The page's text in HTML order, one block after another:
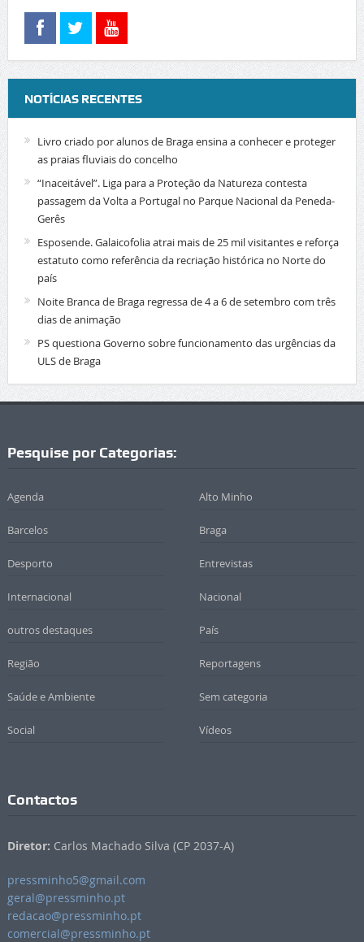
NOTÍCIAS RECENTES
Livro criado por alunos de Braga ensina a conhecer e proteger
as praias fluviais do concelho
“Inaceitável”. Liga para a Proteção da Natureza contesta
passagem da Volta a Portugal no Parque Nacional da Peneda-
Gerês
Esposende. Galaicofolia atrai mais de 25 mil visitantes e reforça
estatuto como referência da recriação histórica no Norte do
país
Noite Branca de Braga regressa de 4 a 6 de setembro com três
dias de animação
PS questiona Governo sobre funcionamento das urgências da
ULS de Braga
Pesquise por Categorias:
Agenda Alto Minho
Barcelos Braga
Desporto Entrevistas
Internacional Nacional
outros destaques País
Região Reportagens
Saúde e Ambiente Sem categoria
Social Vídeos
Contactos
Diretor: Carlos Machado Silva (CP 2037-A)
pressminho5@gmail.com
geral@pressminho.pt
redacao@pressminho.pt
comercial@pressminho.pt